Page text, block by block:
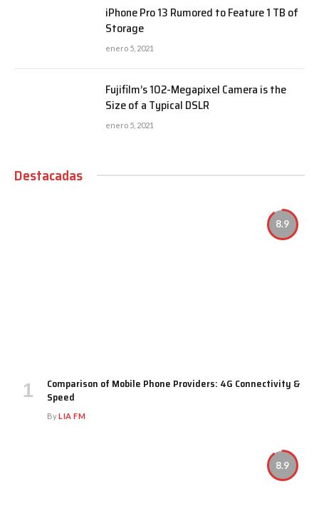
iPhone Pro 13 Rumored to Feature 1 TB of
Storage
enero 5, 2021
Fujifilm’s 102-Megapixel Camera is the
Size of a Typical DSLR
enero 5, 2021
Destacadas
8.9
Comparison of Mobile Phone Providers: 4G Connectivity &
Speed
ByLIA FM
8.9